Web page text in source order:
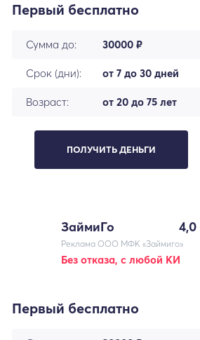
Первый бесплатно
Сумма до: 30000 ₽
Срок (дни): от 7 до 30 дней
Возраст: от 20 до 75 лет
ПОЛУЧИТЬ ДЕНЬГИ
ЗаймиГо 4,0
Реклама ООО МФК «Займиго»
Без отказа, с любой КИ
Первый бесплатно